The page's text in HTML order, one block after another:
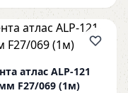
атлас ALP-121
F27/069 (1м)